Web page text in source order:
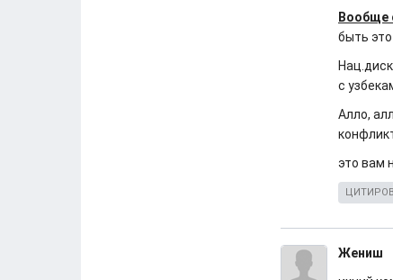
Вообще
быть
с
Алло,
это вам
Жениш